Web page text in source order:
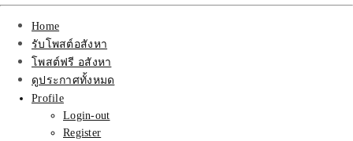
ที่สุด บริการ โปรโมท
โฆษณารับโพสอสังหา ทีม
งาน บริํษัทใหญ่ เว็บขาย
บ้าน คุณภาพอันดับ1
Home
รับโพสต์อสังหา
โพสต์ฟรี อสังหา
ดูประกาศทั้งหมด
Profile
Login-out
Register